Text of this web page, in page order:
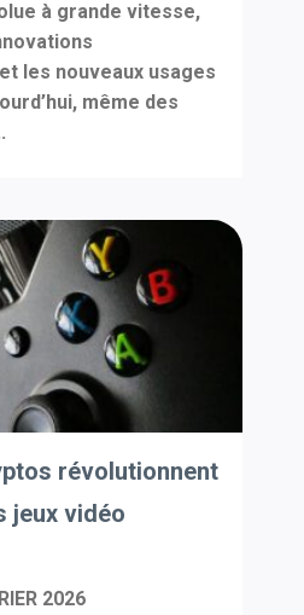
à grande vitesse,
les nouveaux usages
même des
révolutionnent
jeux vidéo
2026